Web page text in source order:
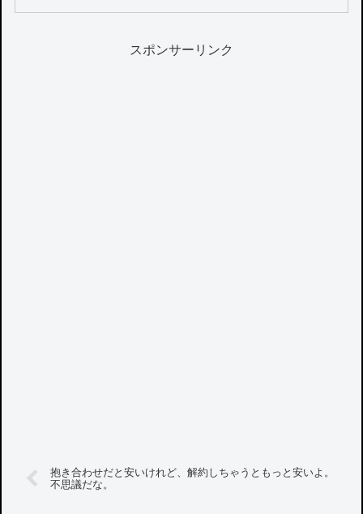
スポンサーリンク
抱き合わせだと安いけれど、解約しちゃうともっと安いよ。
不思議だな。